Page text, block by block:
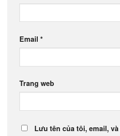
Email *
Trang web
Lưu tên của tôi, email,